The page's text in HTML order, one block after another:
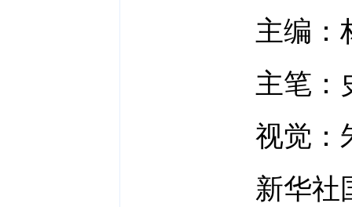
主编：
主笔：史
视觉：
新华社